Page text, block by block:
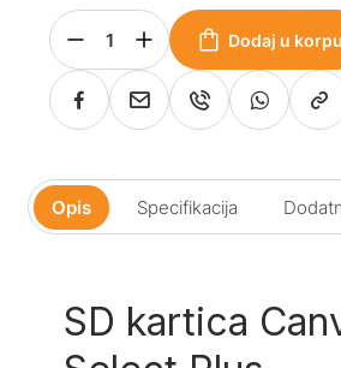
Dodaj u korpu
Opis Specifikacija
SD kartica